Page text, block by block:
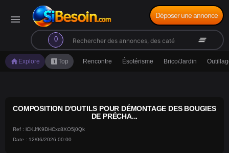
menu
0
search clear_all
Déposer une annonce
home Explore looks_oneTop Rencontre Ésotérisme Brico/Jardin
COMPOSITION D'OUTILS POUR DÉMONTAGE DES BOUGIES
DE PRÉCHA...
Ref : lCKJfK9DHCxc8XO5j0Qk
Date : 12/06/2026 00:00